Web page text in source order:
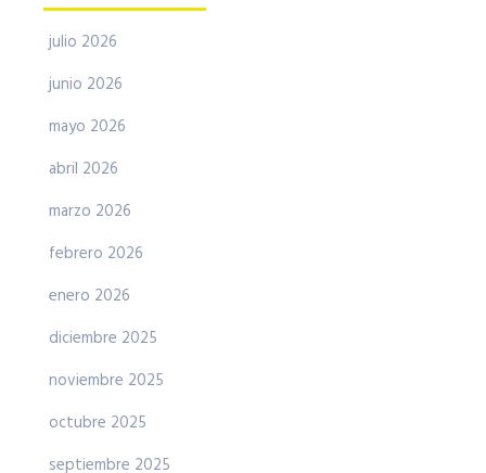
julio 2026
junio 2026
mayo 2026
abril 2026
marzo 2026
febrero 2026
enero 2026
diciembre 2025
noviembre 2025
octubre 2025
septiembre 2025